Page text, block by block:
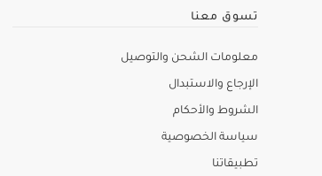
تسوق معنا
معلومات الشحن والتوصيل
الإرجاع والاستبدال
الشروط والأحكام
سياسة الخصوصية
تطبيقاتنا